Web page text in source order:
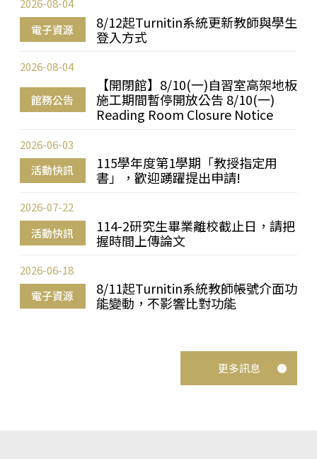
電子資源
8/12起Turnitin系統更新教師與學生
登入方式
2026-08-04
館務公告
【開閉館】8/10(一)自習室高架地板
施工期間暫停開放公告 8/10(一)
Reading Room Closure Notice
2026-08-04
活動快訊
115學年度第1學期「教授指定用
書」，歡迎踴躍提出申請!
2026-06-03
活動快訊
114-2研究生畢業離校截止日，請把
握時間上傳論文
2026-07-22
電子資源
8/11起Turnitin系統教師帳號介面功
能變動，不影響比對功能
2026-06-18
更多訊息